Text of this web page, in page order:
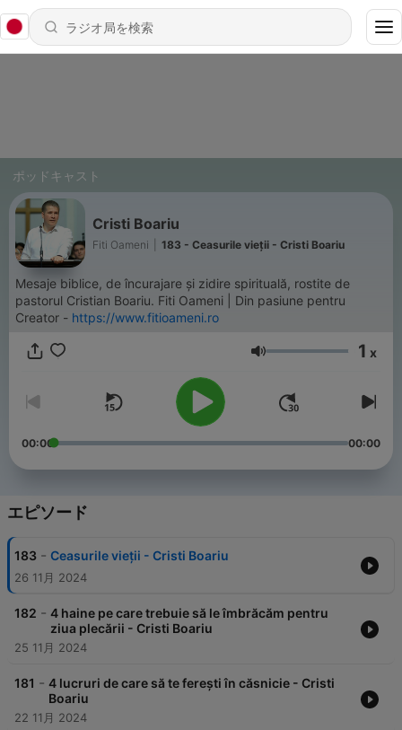
ポッドキャスト
Cristi Boariu
Fiti Oameni 183 - Ceasurile vieții - Cristi Boariu
Mesaje biblice, de încurajare și zidire spirituală, rostite de
pastorul Cristian Boariu. Fiti Oameni | Din pasiune pentru
Creator - https://www.fitioameni.ro
音量 1 x
00:00 00:00
エピソード
183 - Ceasurile vieții - Cristi Boariu
26 11月 2024
182 - 4 haine pe care trebuie să le îmbrăcăm pentru
ziua plecării - Cristi Boariu
25 11月 2024
181 - 4 lucruri de care să te ferești în căsnicie - Cristi
Boariu
22 11月 2024